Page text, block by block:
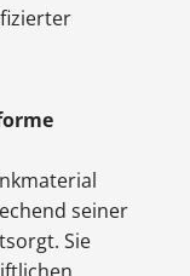
seiner
Sie